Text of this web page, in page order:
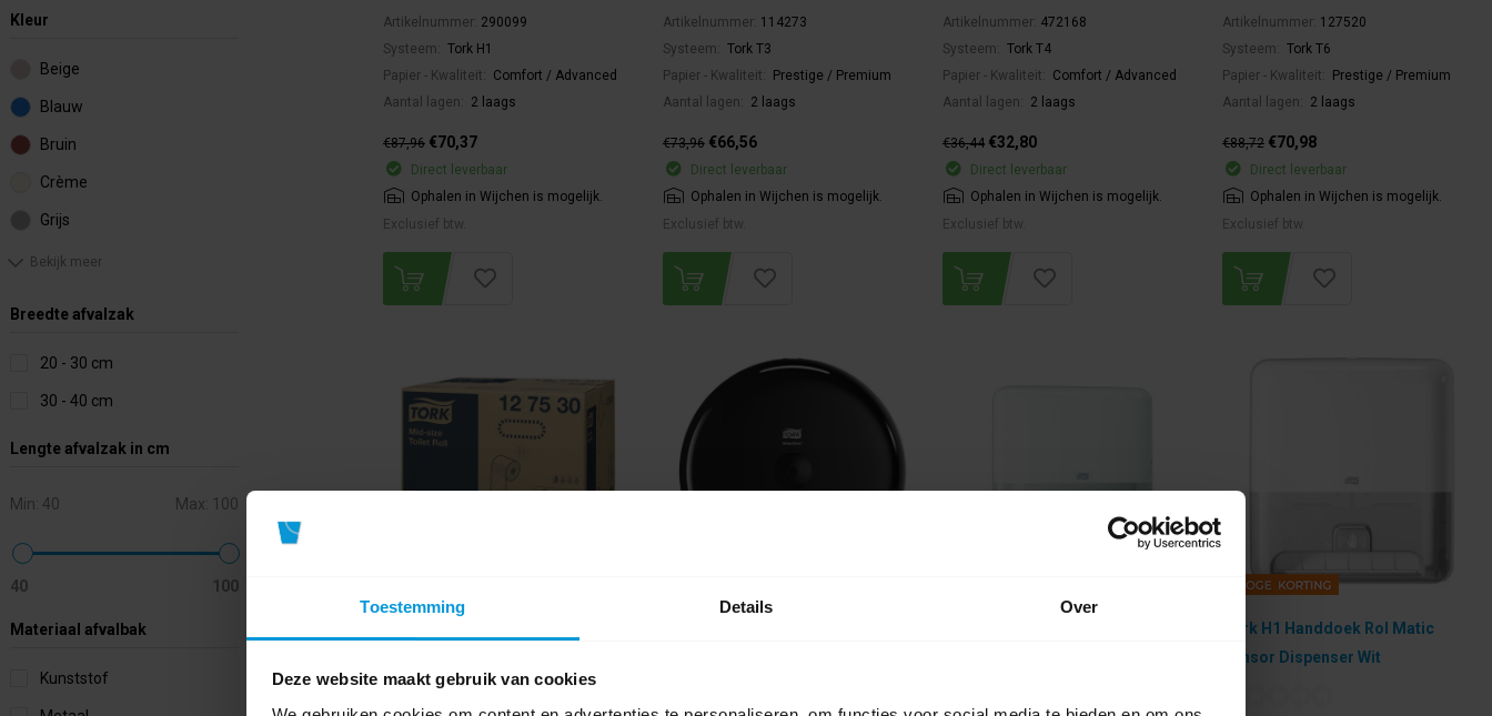
Toestemming Details Over
Deze website maakt gebruik van cookies
Kleur
Beige
Blauw
Bruin
Crème
Grijs
Bekijk meer
Breedte afvalzak
20 - 30 cm
30 - 40 cm
Lengte afvalzak in cm
Min: 40 Max: 100
40 100
Materiaal afvalbak
Kunststof
Artikelnummer: 290099
Systeem:
Tork H1
Papier - Kwaliteit:
Comfort / Advanced
Aantal lagen:
2 laags
€87,96 €70,37
Direct leverbaar
Ophalen in Wijchen is mogelijk.
Exclusief btw.
Artikelnummer: 114273
Systeem:
Tork T3
Papier - Kwaliteit:
Prestige / Premium
Aantal lagen:
2 laags
€73,96 €66,56
Direct leverbaar
Ophalen in Wijchen is mogelijk.
Exclusief btw.
Artikelnummer: 472168
Systeem:
Tork T4
Papier - Kwaliteit:
Comfort / Advanced
Aantal lagen:
2 laags
€36,44 €32,80
Direct leverbaar
Ophalen in Wijchen is mogelijk.
Exclusief btw.
Artikelnummer: 127520
Systeem:
Tork T6
Papier - Kwaliteit:
Prestige / Premium
Aantal lagen:
2 laags
€88,72 €70,98
Direct leverbaar
Ophalen in Wijchen is mogelijk.
Exclusief btw.
Tork H1 Handdoek Rol Matic
Sensor Dispenser Wit